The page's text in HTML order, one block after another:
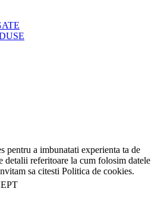
pentru a imbunatati experienta ta de
detalii referitoare la cum folosim datele
sa citesti Politica de cookies.